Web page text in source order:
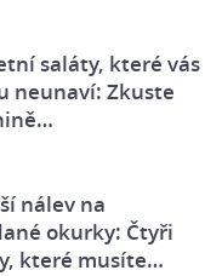
saláty, které vás
neunaví: Zkuste
nálev na
okurky: Čtyři
které musíte…